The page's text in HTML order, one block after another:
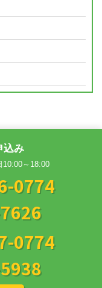
込み
10:00～18:00
0774
0774